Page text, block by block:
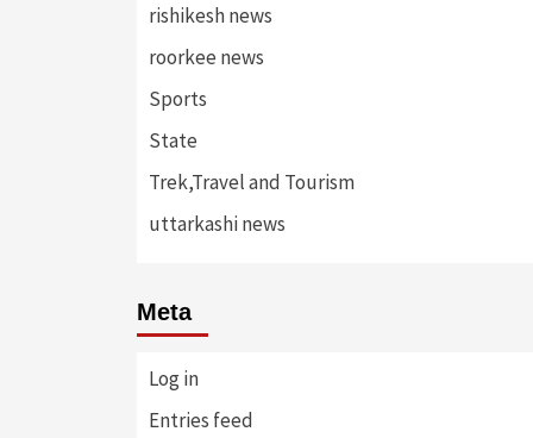
rishikesh news
roorkee news
Sports
State
Trek,Travel and Tourism
uttarkashi news
Meta
Log in
Entries feed